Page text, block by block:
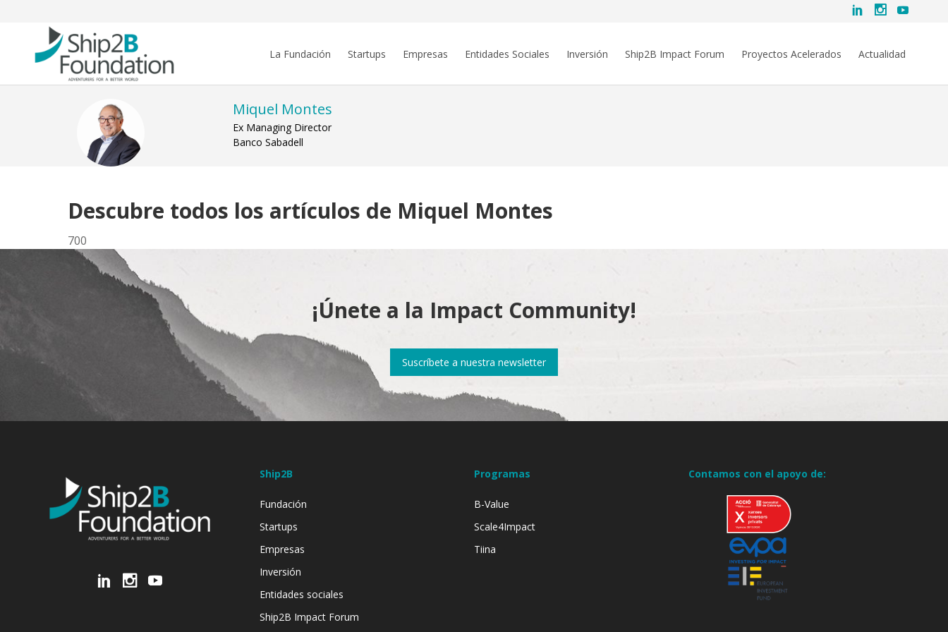
La Fundación Startups Empresas Entidades Sociales Inversión Ship2B Impact Forum Proyectos Acelerados Actualidad
Miquel Montes
Ex Managing Director
Banco Sabadell
Descubre todos los artículos de Miquel Montes
700
¡Únete a la Impact Community!
Suscríbete a nuestra newsletter
Ship2B
Fundación
Startups
Empresas
Inversión
Entidades sociales
Ship2B Impact Forum
Programas
B-Value
Scale4Impact
Tiina
Contamos con el apoyo de: